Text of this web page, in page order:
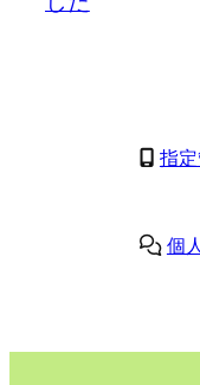
指
個